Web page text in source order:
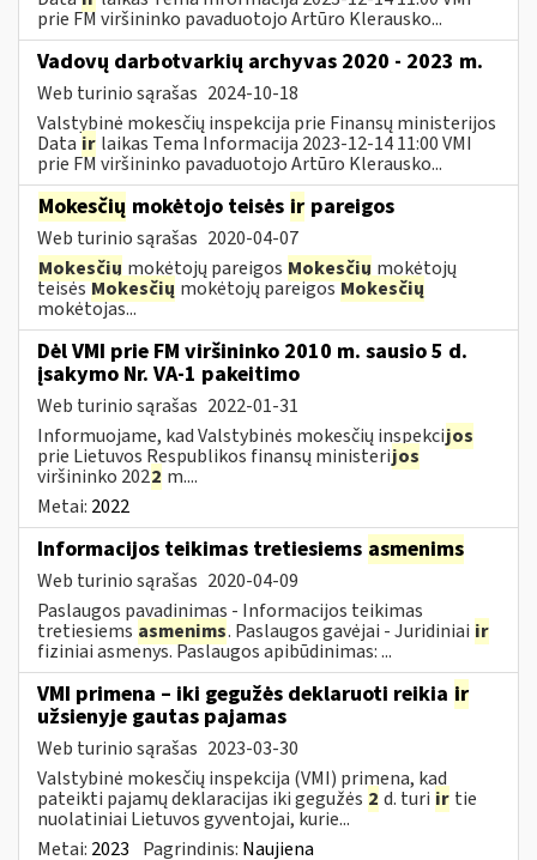
prie FM viršininko pavaduotojo Artūro Klerausko...
Vadovų darbotvarkių archyvas 2020 - 2023 m.
Web turinio sąrašas 2024-10-18
Valstybinė mokesčių inspekcija prie Finansų ministerijos
Data ir laikas Tema Informacija 2023-12-14 11:00 VMI
prie FM viršininko pavaduotojo Artūro Klerausko...
Mokesčių mokėtojo teisės ir pareigos
Web turinio sąrašas 2020-04-07
Mokesčių mokėtojų pareigos Mokesčių mokėtojų
teisėsMokesčių mokėtojų pareigosMokesčių
mokėtojas...
Dėl VMI prie FM viršininko 2010 m. sausio 5 d.
įsakymo Nr. VA-1 pakeitimo
Web turinio sąrašas 2022-01-31
Informuojame, kad Valstybinės mokesčių inspekcijos
prie Lietuvos Respublikos finansų ministerijos
viršininko 2022 m....
Metai: 2022
Informacijos teikimas tretiesiems asmenims
Web turinio sąrašas 2020-04-09
Paslaugos pavadinimas - Informacijos teikimas
tretiesiems asmenims. Paslaugos gavėjai - Juridiniai ir
fiziniai asmenys. Paslaugos apibūdinimas: ...
VMI primena – iki gegužės deklaruoti reikia ir
užsienyje gautas pajamas
Web turinio sąrašas 2023-03-30
Valstybinė mokesčių inspekcija (VMI) primena, kad
pateikti pajamų deklaracijas iki gegužės 2 d. turi ir tie
nuolatiniai Lietuvos gyventojai, kurie...
Metai: 2023 Pagrindinis: Naujiena